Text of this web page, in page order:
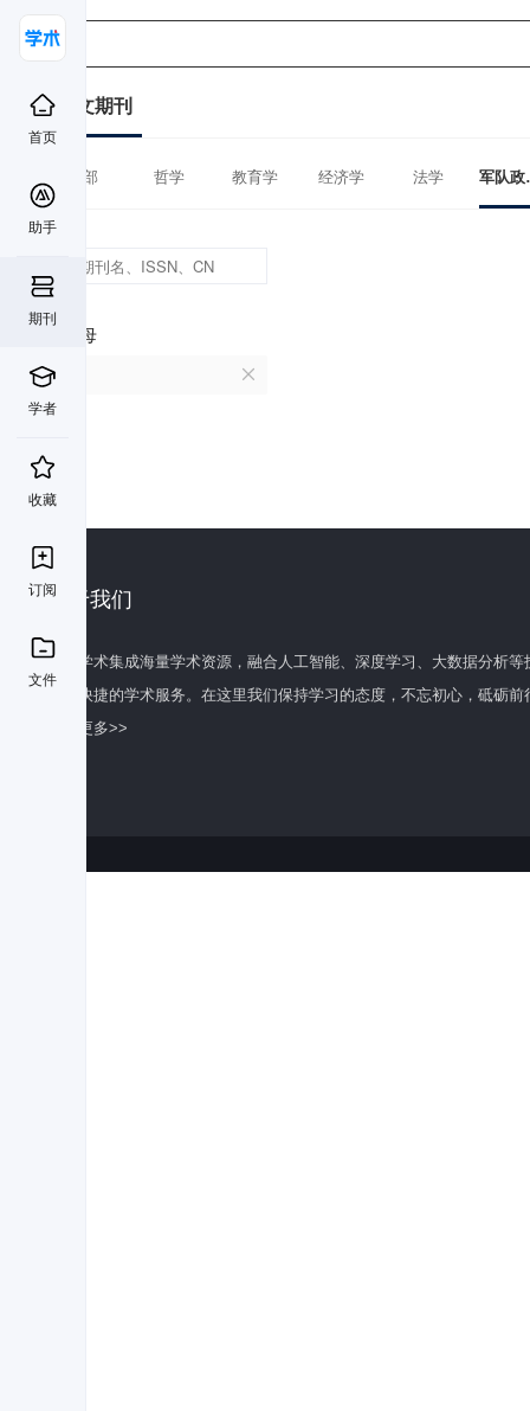
首页
助手
期刊
学者
收藏
订阅
文件
中文期刊
全部 哲学 教育学 经济学 法学 军
首字母
K
关于我们
百度学术集成海量学术资源，融合人工智能、深度学习、大数据分析
全面快捷的学术服务。在这里我们保持学习的态度，不忘初心，砥砺前
了解更多>>